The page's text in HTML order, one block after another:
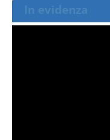
In evidenza